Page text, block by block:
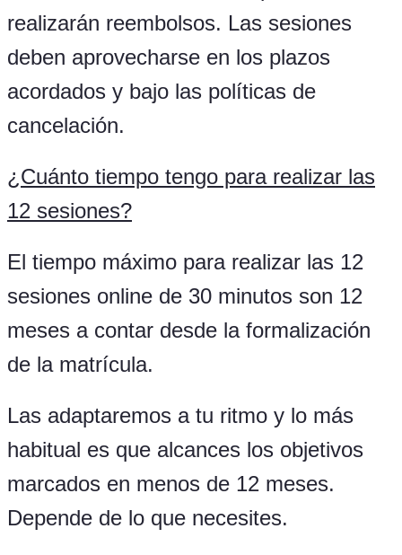
realizarán reembolsos. Las sesiones
deben aprovecharse en los plazos
acordados y bajo las políticas de
cancelación.
¿ Cuánto tiempo tengo para realizar las
12 sesiones?
El tiempo máximo para realizar las 12
sesiones online de 30 minutos son 12
meses a contar desde la formalización
de la matrícula.
Las adaptaremos a tu ritmo y lo más
habitual es que alcances los objetivos
marcados en menos de 12 meses.
Depende de lo que necesites.